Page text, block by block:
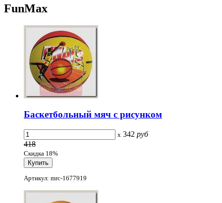
FunMax
Баскетбольный мяч с рисунком
x 342 руб
418
Скидка 18%
Артикул: mrc-1677919